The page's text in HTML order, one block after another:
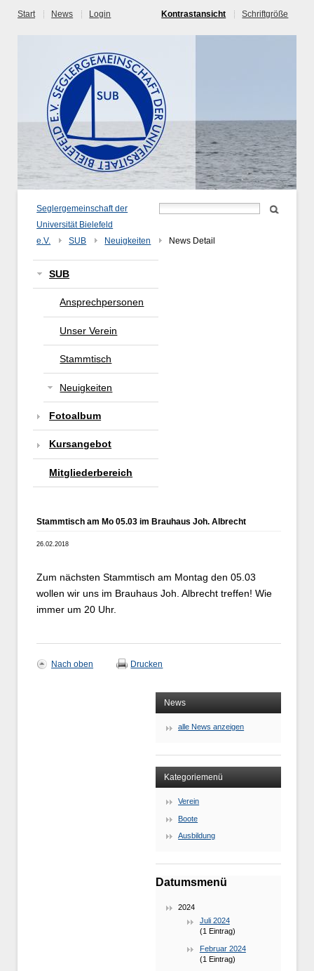
Start News Login Kontrastansicht Schriftgröße
Seglergemeinschaft der
Universität Bielefeld
e.V.
SUB Neuigkeiten News Detail
SUB
Ansprechpersonen
Unser Verein
Stammtisch
Neuigkeiten
Fotoalbum
Kursangebot
Mitgliederbereich
Stammtisch am Mo 05.03 im Brauhaus Joh. Albrecht
26.02.2018
Zum nächsten Stammtisch am Montag den 05.03
wollen wir uns im Brauhaus Joh. Albrecht treffen! Wie
immer um 20 Uhr.
Nach oben Drucken
News
alle News anzeigen
Kategoriemenü
Verein
Boote
Ausbildung
Datumsmenü
2024
Juli 2024
(1 Eintrag)
Februar 2024
(1 Eintrag)